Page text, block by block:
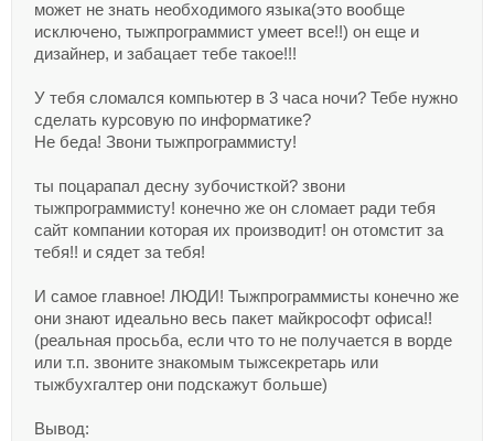
может не знать необходимого языка(это вообще
исключено, тыжпрограммист умеет все!!) он еще и
дизайнер, и забацает тебе такое!!!
У тебя сломался компьютер в 3 часа ночи? Тебе нужно
сделать курсовую по информатике?
Не беда! Звони тыжпрограммисту!
ты поцарапал десну зубочисткой? звони
тыжпрограммисту! конечно же он сломает ради тебя
сайт компании которая их производит! он отомстит за
тебя!! и сядет за тебя!
И самое главное! ЛЮДИ! Тыжпрограммисты конечно же
они знают идеально весь пакет майкрософт офиса!!
(реальная просьба, если что то не получается в ворде
или т.п. звоните знакомым тыжсекретарь или
тыжбухгалтер они подскажут больше)
Вывод: